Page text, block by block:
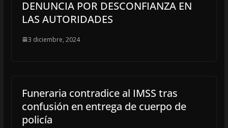
DENUNCIA POR DESCONFIANZA EN
LAS AUTORIDADES
3 diciembre, 2024
Funeraria contradice al IMSS tras
confusión en entrega de cuerpo de
policía